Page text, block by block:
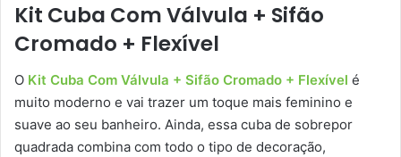
Kit Cuba Com Válvula + Sifão
Cromado + Flexível
O Kit Cuba Com Válvula + Sifão Cromado + Flexível é
muito moderno e vai trazer um toque mais feminino e
suave ao seu banheiro. Ainda, essa cuba de sobrepor
quadrada combina com todo o tipo de decoração,